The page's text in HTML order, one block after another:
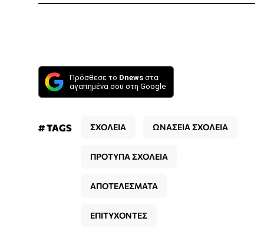
Πρόσθεσε το Dnews στα
αγαπημένα σου στη Google
# TAGS ΣΧΟΛΕΙΑ ΩΝΑΣΕΙΑ ΣΧΟΛΕΙΑ
ΠΡΟΤΥΠΑ ΣΧΟΛΕΙΑ
ΑΠΟΤΕΛΕΣΜΑΤΑ
ΕΠΙΤΥΧΟΝΤΕΣ